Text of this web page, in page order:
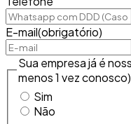
E-mail(obrigatório)
Sua empresa já é
menos 1 vez
Sim
Não